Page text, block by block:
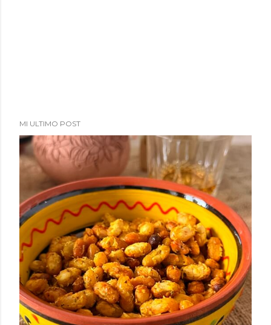
MI ULTIMO POST